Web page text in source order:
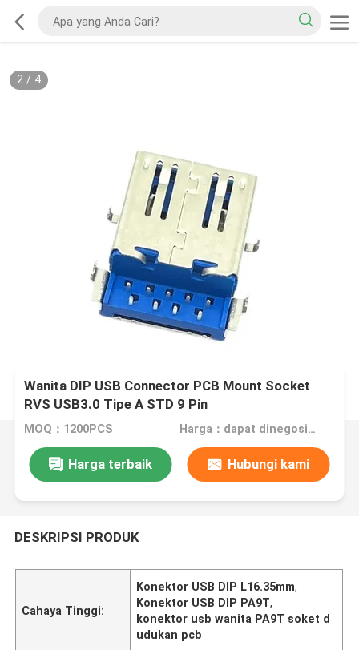
2/ 4
Wanita DIP USB Connector PCB Mount Socket
RVS USB3.0 Tipe A STD 9 Pin
MOQ：1200PCS Harga：dapat dinegosiasikan
Harga terbaik Hubungi kami
DESKRIPSI PRODUK
Cahaya Tinggi:
Konektor USB DIP L16.35mm,
Konektor USB DIP PA9T,
konektor usb wanita PA9T soket d
udukan pcb